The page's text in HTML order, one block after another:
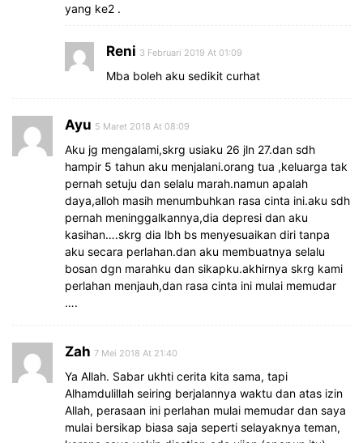
yang ke2 .
Reni 3 Februari 2019 At 01:09
Mba boleh aku sedikit curhat
Ayu 5 Maret 2018 At 08:09
Aku jg mengalami,skrg usiaku 26 jln 27.dan sdh
hampir 5 tahun aku menjalani.orang tua ,keluarga tak
pernah setuju dan selalu marah.namun apalah
daya,alloh masih menumbuhkan rasa cinta ini.aku sdh
pernah meninggalkannya,dia depresi dan aku
kasihan….skrg dia lbh bs menyesuaikan diri tanpa
aku secara perlahan.dan aku membuatnya selalu
bosan dgn marahku dan sikapku.akhirnya skrg kami
perlahan menjauh,dan rasa cinta ini mulai memudar
….
Zah 7 Mei 2018 At 21:40
Ya Allah. Sabar ukhti cerita kita sama, tapi
Alhamdulillah seiring berjalannya waktu dan atas izin
Allah, perasaan ini perlahan mulai memudar dan saya
mulai bersikap biasa saja seperti selayaknya teman,